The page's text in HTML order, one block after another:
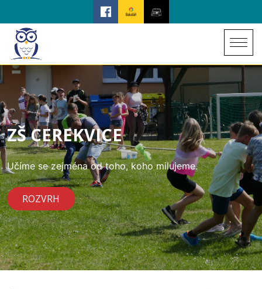
ZŠ CEREKVICE
Učíme se zejména od toho, koho milujeme.
ROZVRH